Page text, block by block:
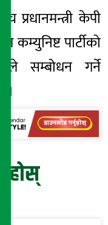
प्रधानमन्त्री केपी
कम्युनिष्ट पार्टीको
सम्बोधन गर्ने
।